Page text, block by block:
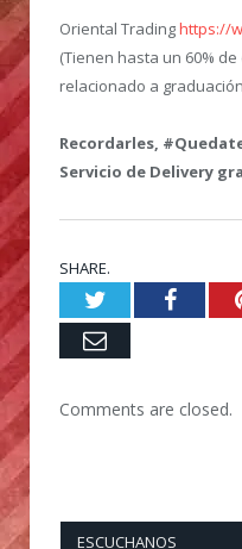
Oriental Tradinghttps://
(Tienen hasta un 60%
relacionado a
Recordarles,
Servicio de Delivery
SHARE.
Twitter
Email
Comments are closed.
ESCUCHANOS